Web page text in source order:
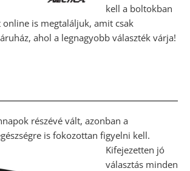
kell a boltokban
is megtaláljuk, amit csak
ahol a legnagyobb választék várja!
részévé vált, azonban a
is fokozottan figyelni kell.
Kifejezetten jó
választás minden